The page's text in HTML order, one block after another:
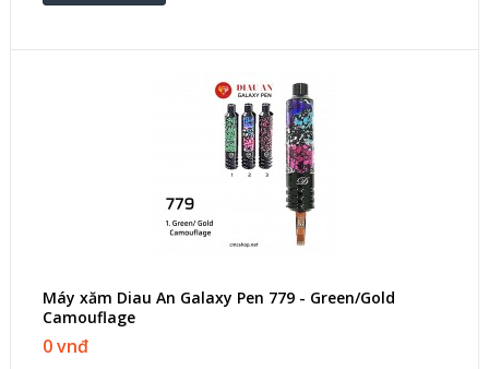
Máy xăm Diau An Galaxy Pen 779 - Green/Gold
Camouflage
0 vnđ